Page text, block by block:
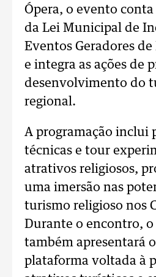
Ópera, o evento
da Lei Municipal de
Eventos Geradores
e integra as ações de
desenvolvimento do
regional.
A programação inclui
técnicas e tour
atrativos religiosos,
uma imersão nas
turismo religioso nos
Durante o encontro,
também apresentará o
plataforma voltada à